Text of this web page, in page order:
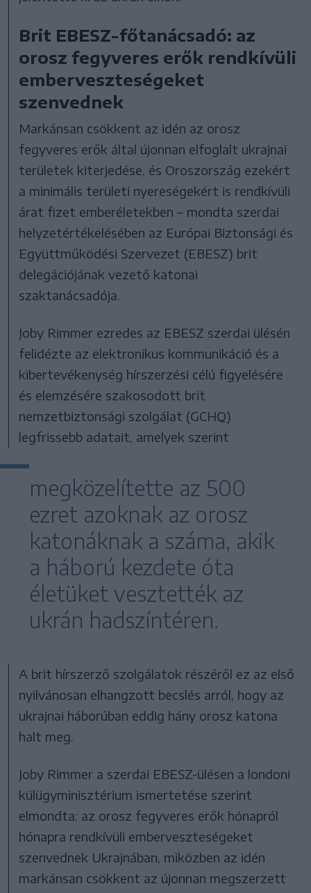
Brit EBESZ-főtanácsadó: az
orosz fegyveres erők rendkívüli
emberveszteségeket
szenvednek
Markánsan csökkent az idén az orosz
fegyveres erők által újonnan elfoglalt ukrajnai
területek kiterjedése, és Oroszország ezekért
a minimális területi nyereségekért is rendkívüli
árat fizet emberéletekben – mondta szerdai
helyzetértékelésében az Európai Biztonsági és
Együttműködési Szervezet (EBESZ) brit
delegációjának vezető katonai
szaktanácsadója.
Joby Rimmer ezredes az EBESZ szerdai ülésén
felidézte az elektronikus kommunikáció és a
kibertevékenység hírszerzési célú figyelésére
és elemzésére szakosodott brit
nemzetbiztonsági szolgálat (GCHQ)
legfrissebb adatait, amelyek szerint
megközelítette az 500
ezret azoknak az orosz
katonáknak a száma, akik
a háború kezdete óta
életüket vesztették az
ukrán hadszíntéren.
A brit hírszerző szolgálatok részéről ez az első
nyilvánosan elhangzott becslés arról, hogy az
ukrajnai háborúban eddig hány orosz katona
halt meg.
Joby Rimmer a szerdai EBESZ-ülésen a londoni
külügyminisztérium ismertetése szerint
elmondta: az orosz fegyveres erők hónapról
hónapra rendkívüli emberveszteségeket
szenvednek Ukrajnában, miközben az idén
markánsan csökkent az újonnan megszerzett